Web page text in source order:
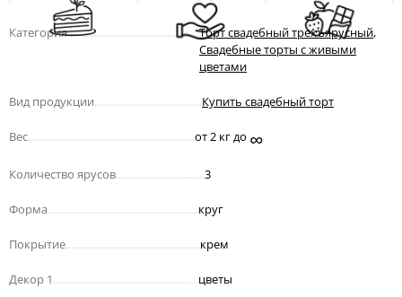
Категория.................................................Торт свадебный трехъярусный,
Свадебные торты с живыми
цветами
Вид продукции Купить свадебный торт
Вес от 2 кг до ∞
Количество ярусов 3
Форма круг
Покрытие крем
Декор 1 цветы